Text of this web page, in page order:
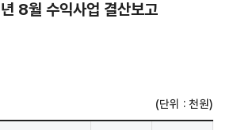
8월 수익사업 결산보고
(단위 : 천원)